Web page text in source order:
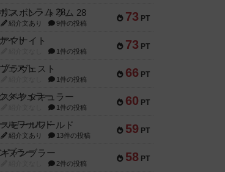
73 PT
リスボン・トラム 28
紹介文あり 9件の投稿
73 PT
アマナイト
1件の投稿
66 PT
ブラヴェスト
1件の投稿
60 PT
スペクタキュラー
1件の投稿
59 PT
スモールワールド
紹介文あり 13件の投稿
58 PT
ギャンブラー
2件の投稿